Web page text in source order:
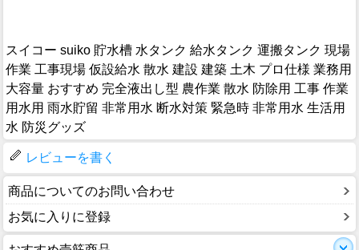
スイコー suiko 貯水槽 水タンク 給水タンク 運搬タンク 現場
作業 工事現場 仮設給水 散水 建設 建築 土木 プロ仕様 業務用
大容量 おすすめ 完全液出し型 農作業 散水 防除用 工事 作業
用水用 雨水貯留 非常用水 断水対策 緊急時 非常用水 生活用
水 防災グッズ
レビューを書く
商品についてのお問い合わせ
お気に入りに登録